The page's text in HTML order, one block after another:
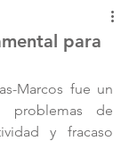
para
Marcos fue un
problemas de
y fracaso